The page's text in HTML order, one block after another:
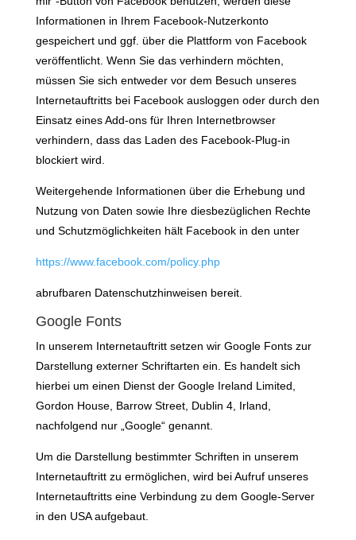
Informationen in Ihrem Facebook-Nutzerkonto
gespeichert und ggf. über die Plattform von Facebook
veröffentlicht. Wenn Sie das verhindern möchten,
müssen Sie sich entweder vor dem Besuch unseres
Internetauftritts bei Facebook ausloggen oder durch den
Einsatz eines Add-ons für Ihren Internetbrowser
verhindern, dass das Laden des Facebook-Plug-in
blockiert wird.
Weitergehende Informationen über die Erhebung und
Nutzung von Daten sowie Ihre diesbezüglichen Rechte
und Schutzmöglichkeiten hält Facebook in den unter
https://www.facebook.com/policy.php
abrufbaren Datenschutzhinweisen bereit.
Google Fonts
In unserem Internetauftritt setzen wir Google Fonts zur
Darstellung externer Schriftarten ein. Es handelt sich
hierbei um einen Dienst der Google Ireland Limited,
Gordon House, Barrow Street, Dublin 4, Irland,
nachfolgend nur „Google“ genannt.
Um die Darstellung bestimmter Schriften in unserem
Internetauftritt zu ermöglichen, wird bei Aufruf unseres
Internetauftritts eine Verbindung zu dem Google-Server
in den USA aufgebaut.